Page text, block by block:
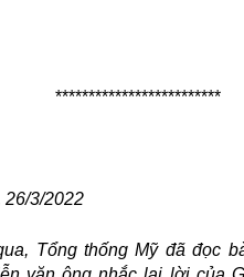
*************************
26/3/2022
Tổng thống Mỹ đã đọc